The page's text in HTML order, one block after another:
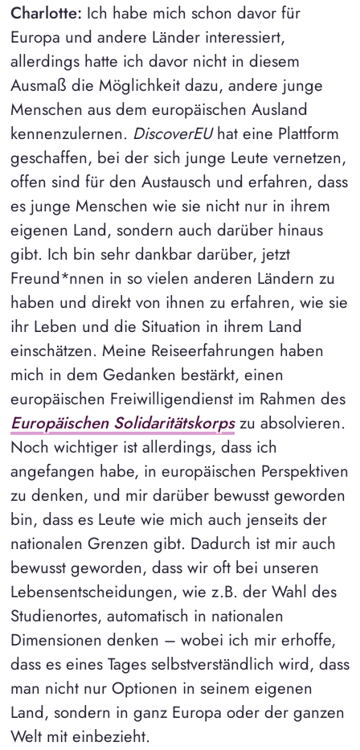
Charlotte: Ich habe mich schon davor für
Europa und andere Länder interessiert,
allerdings hatte ich davor nicht in diesem
Ausmaß die Möglichkeit dazu, andere junge
Menschen aus dem europäischen Ausland
kennenzulernen. DiscoverEUhat eine Plattform
geschaffen, bei der sich junge Leute vernetzen,
offen sind für den Austausch und erfahren, dass
es junge Menschen wie sie nicht nur in ihrem
eigenen Land, sondern auch darüber hinaus
gibt. Ich bin sehr dankbar darüber, jetzt
Freund*nnen in so vielen anderen Ländern zu
haben und direkt von ihnen zu erfahren, wie sie
ihr Leben und die Situation in ihrem Land
einschätzen. Meine Reiseerfahrungen haben
mich in dem Gedanken bestärkt, einen
europäischen Freiwilligendienst im Rahmen des
Europäischen Solidaritätskorpszu absolvieren.
Noch wichtiger ist allerdings, dass ich
angefangen habe, in europäischen Perspektiven
zu denken, und mir darüber bewusst geworden
bin, dass es Leute wie mich auch jenseits der
nationalen Grenzen gibt. Dadurch ist mir auch
bewusst geworden, dass wir oft bei unseren
Lebensentscheidungen, wie z.B. der Wahl des
Studienortes, automatisch in nationalen
Dimensionen denken – wobei ich mir erhoffe,
dass es eines Tages selbstverständlich wird, dass
man nicht nur Optionen in seinem eigenen
Land, sondern in ganz Europa oder der ganzen
Welt mit einbezieht.